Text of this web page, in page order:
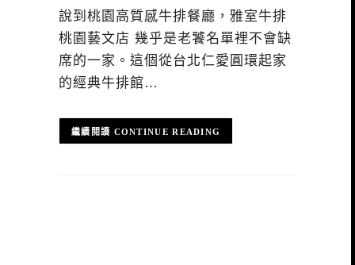
說到桃園高質感牛排餐廳，雅室牛排
桃園藝文店 幾乎是老饕名單裡不會缺
席的一家。這個從台北仁愛圓環起家
的經典牛排館…
CONTINUE READING